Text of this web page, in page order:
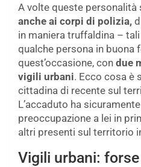
A volte queste personalità
anche ai corpi di polizia,
in maniera truffaldina –
qualche persona in buona
quest’occasione, con due
vigili urbani. Ecco cosa è
cittadina di recente sul
L’accaduto ha
preoccupazione a lei in
altri presenti sul territorio
Vigili urbani: